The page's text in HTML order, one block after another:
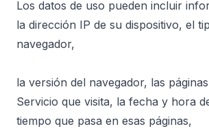
Los datos de uso pueden incluir
la dirección IP de su dispositivo, el
navegador,
la versión del navegador, las
Servicio que visita, la fecha y hora
tiempo que pasa en esas páginas,